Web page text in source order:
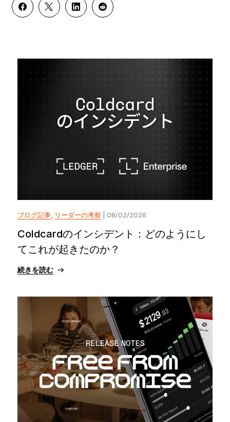
ブログ記事 リーダーの考察 | 08/02/2026
Coldcardのインシデント：どのようにし
てこれが起きたのか？
続きを読む